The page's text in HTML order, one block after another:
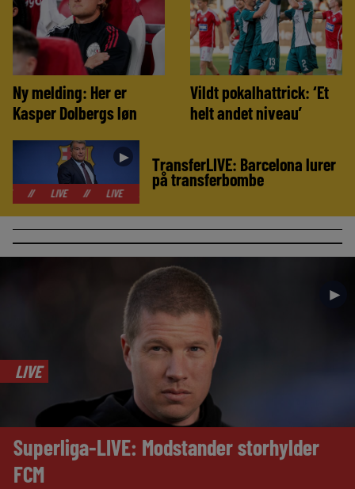
Ny melding: Her er
Kasper Dolbergs løn
Vildt pokalhattrick: ‘Et
helt andet niveau’
►
LIVE LIVE LIVE //
TransferLIVE: Barcelona lurer
på transferbombe
►
LIVE
Superliga-LIVE: Modstander storhylder
FCM